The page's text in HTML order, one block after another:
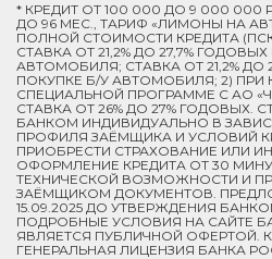
* КРЕДИТ ОТ 100 000 ДО 9 000 000
ДО 96 МЕС., ТАРИФ «ЛИМОНЫ НА
ПОЛНОЙ СТОИМОСТИ КРЕДИТА (ПСК)
СТАВКА ОТ 21,2% ДО 27,7%
АВТОМОБИЛЯ; СТАВКА ОТ 21,2% ДО
ПОКУПКЕ Б/У АВТОМОБИЛЯ; 2) ПРИ
СПЕЦИАЛЬНОЙ ПРОГРАММЕ C АО
СТАВКА ОТ 26% ДО 27% ГОДОВЫХ.
БАНКОМ ИНДИВИДУАЛЬНО В
ПРОФИЛЯ ЗАЁМЩИКА И УСЛОВИЙ
ПРИОБРЕСТИ СТРАХОВАНИЕ ИЛИ
ОФОРМЛЕНИЕ КРЕДИТА ОТ 30
ТЕХНИЧЕСКОЙ ВОЗМОЖНОСТИ И
ЗАЁМЩИКОМ ДОКУМЕНТОВ.
15.09.2025 ДО УТВЕРЖДЕНИЯ
ПОДРОБНЫЕ УСЛОВИЯ НА САЙТЕ
ЯВЛЯЕТСЯ ПУБЛИЧНОЙ ОФЕРТОЙ.
ГЕНЕРАЛЬНАЯ ЛИЦЕНЗИЯ БАНКА